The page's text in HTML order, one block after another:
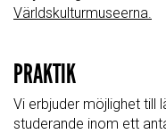
Världskulturmuseerna.
PRAKTIK
Vi erbjuder möjlighet till
studerande inom ett